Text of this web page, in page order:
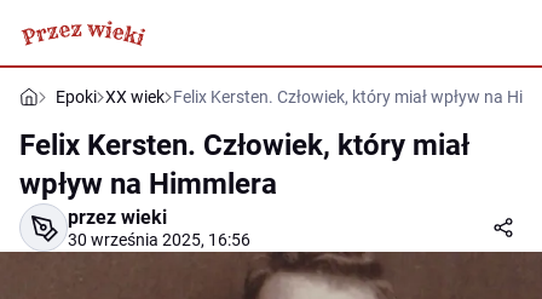
Epoki XX wiek Felix Kersten. Człowiek, który miał wpływ na
Felix Kersten. Człowiek, który miał
wpływ na Himmlera
przez wieki
30 września 2025, 16:56